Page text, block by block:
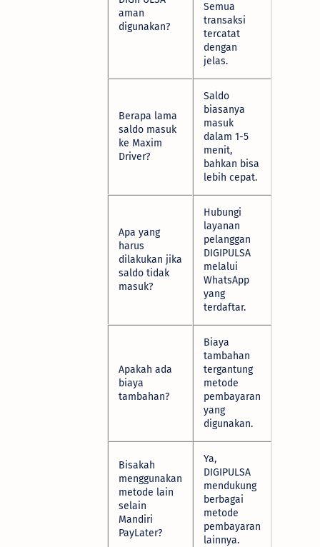
aman
digunakan?
Semua
transaksi
tercatat
dengan
jelas.
Berapa lama
saldo masuk
ke Maxim
Driver?
Saldo
biasanya
masuk
dalam 1-5
menit,
bahkan bisa
lebih cepat.
Apa yang
harus
dilakukan jika
saldo tidak
masuk?
Hubungi
layanan
pelanggan
DIGIPULSA
melalui
WhatsApp
yang
terdaftar.
Apakah ada
biaya
tambahan?
Biaya
tambahan
tergantung
metode
pembayaran
yang
digunakan.
Bisakah
menggunakan
metode lain
selain
Mandiri
PayLater?
Ya,
DIGIPULSA
mendukung
berbagai
metode
pembayaran
lainnya.